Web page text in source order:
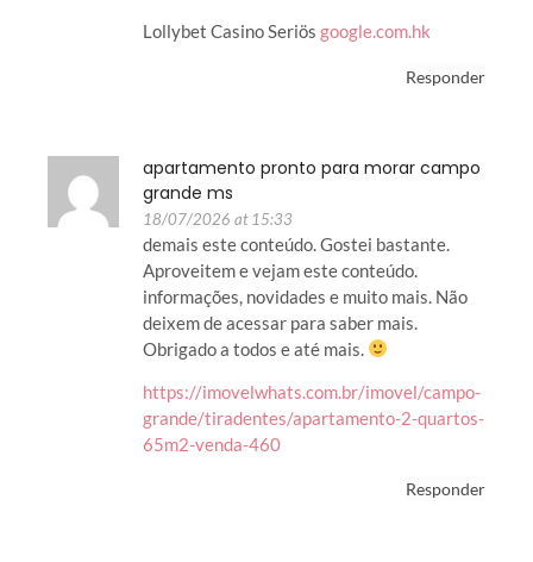
Lollybet Casino Seriös google.com.hk
Responder
apartamento pronto para morar campo
grande ms
18/07/2026 at 15:33
demais este conteúdo. Gostei bastante.
Aproveitem e vejam este conteúdo.
informações, novidades e muito mais. Não
deixem de acessar para saber mais.
Obrigado a todos e até mais.
https://imovelwhats.com.br/imovel/campo-
grande/tiradentes/apartamento-2-quartos-
65m2-venda-460
Responder